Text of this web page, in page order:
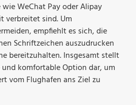
WeChat Pay oder Alipay
verbreitet sind. Um
empfiehlt es sich, die
Schriftzeichen auszudrucken
bereitzuhalten. Insgesamt stellt
komfortable Option dar, um
vom Flughafen ans Ziel zu